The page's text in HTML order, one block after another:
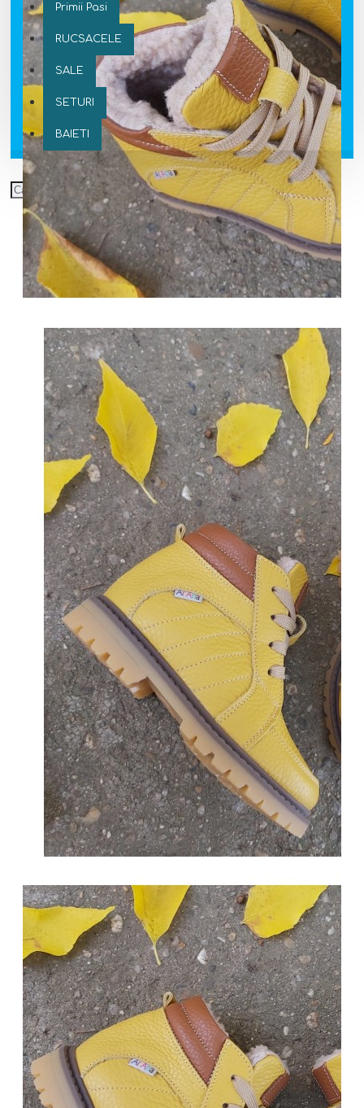
Primii Pasi
RUCSACELE
SALE
SETURI
BAIETI